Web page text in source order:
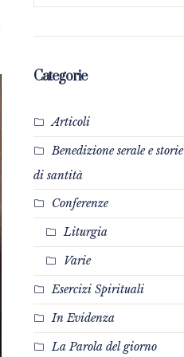
Categorie
Articoli
Benedizione serale e storie
di santità
Conferenze
Liturgia
Varie
Esercizi Spirituali
In Evidenza
La Parola del giorno